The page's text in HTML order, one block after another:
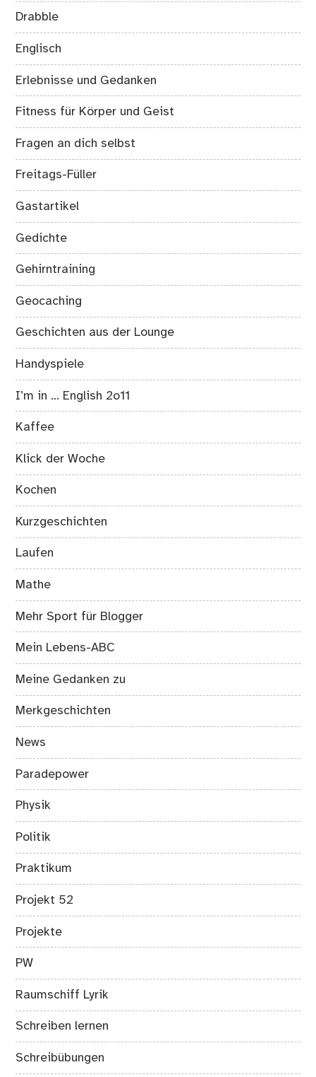
Drabble
Englisch
Erlebnisse und Gedanken
Fitness für Körper und Geist
Fragen an dich selbst
Freitags-Füller
Gastartikel
Gedichte
Gehirntraining
Geocaching
Geschichten aus der Lounge
Handyspiele
I’m in … English 2o11
Kaffee
Klick der Woche
Kochen
Kurzgeschichten
Laufen
Mathe
Mehr Sport für Blogger
Mein Lebens-ABC
Meine Gedanken zu
Merkgeschichten
News
Paradepower
Physik
Politik
Praktikum
Projekt 52
Projekte
PW
Raumschiff Lyrik
Schreiben lernen
Schreibübungen